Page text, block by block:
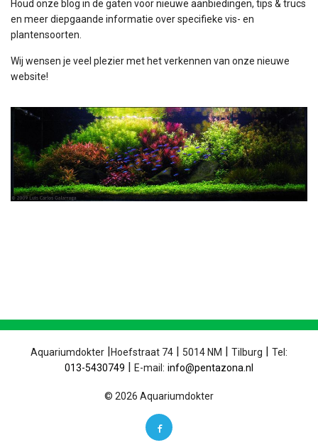
Houd onze blog in de gaten voor nieuwe aanbiedingen, tips & trucs
en meer diepgaande informatie over specifieke vis- en
plantensoorten.
Wij wensen je veel plezier met het verkennen van onze nieuwe
website!
Aquariumdokter |Hoefstraat 74 | 5014 NM | Tilburg | Tel:
013-5430749 | E-mail: info@pentazona.nl
© 2026 Aquariumdokter